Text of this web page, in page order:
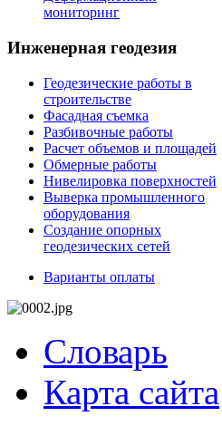
мониторинг
Инженерная геодезия
Геодезические работы в
строительстве
Фасадная съемка
Разбивочные работы
Расчет объемов и площадей
Обмерные работы
Нивелировка поверхностей
Выверка промышленного
оборудования
Создание опорных
геодезических сетей
Варианты оплаты
Словарь
Карта сайта